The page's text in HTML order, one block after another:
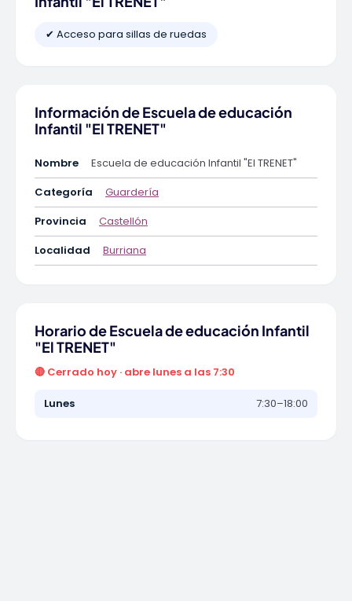
✔ Acceso para sillas de ruedas
Información de Escuela de educación
Infantil "El TRENET"
Nombre
Escuela de educación Infantil "El TRENET"
Categoría
Guardería
Provincia
Castellón
Localidad
Burriana
Horario de Escuela de educación Infantil
"El TRENET"
🔴 Cerrado hoy · abre lunes a las 7:30
Lunes 7:30–18:00